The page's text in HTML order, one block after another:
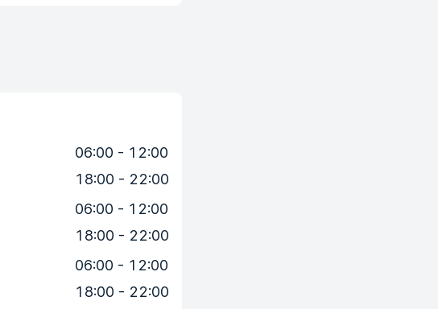
06:00 - 12:00
18:00 - 22:00
06:00 - 12:00
18:00 - 22:00
06:00 - 12:00
18:00 - 22:00